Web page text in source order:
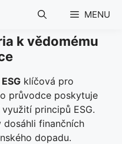
MENU
k vědomému
ESG klíčová pro
průvodce poskytuje
principů ESG.
finančních
dopadu.